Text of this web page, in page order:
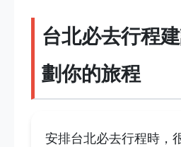
台北必去行程
劃你的旅程
安排台北必去行程時，